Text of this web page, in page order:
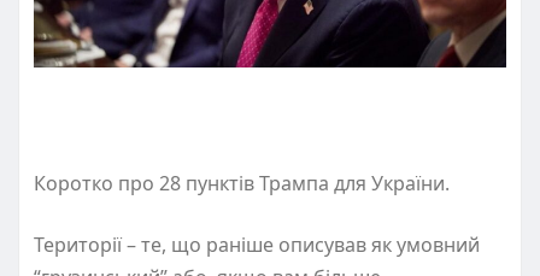
Коротко про 28 пунктів Трампа для України.
Території – те, що раніше описував як умовний